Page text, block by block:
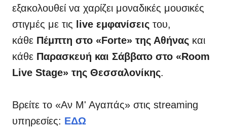
εξακολουθεί να χαρίζει μοναδικές μουσικές
στιγμές με τις live εμφανίσεις του,
κάθε Πέμπτη στο «Fοrte» της Αθήνας και
κάθε Παρασκευή και Σάββατο στο «Room
Live Stage» της Θεσσαλονίκης.
Βρείτε το «Αν Μ' Αγαπάς» στις streaming
υπηρεσίες: ΕΔΩ